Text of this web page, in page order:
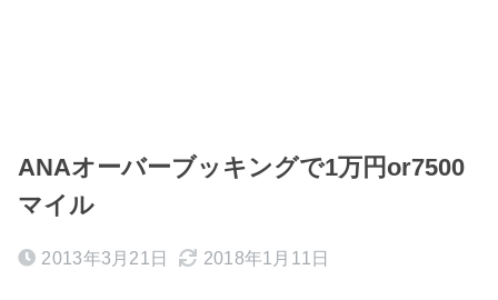
ANAオーバーブッキングで1万円or7500
マイル
2013年3月21日 2018年1月11日